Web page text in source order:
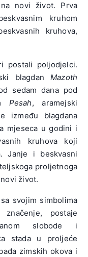
novi život. Prva
kruhom
kruhova,
postali poljodjelci.
blagdan Mazoth
sedam dana pod
Pesah, aramejski
između blagdana
mjeseca u godini i
kruhova koji
Janje i beskvasni
proljetnoga
život.
sa svojim simbolima
postaje
slobode i
stada u proljeće
zimskih okova i